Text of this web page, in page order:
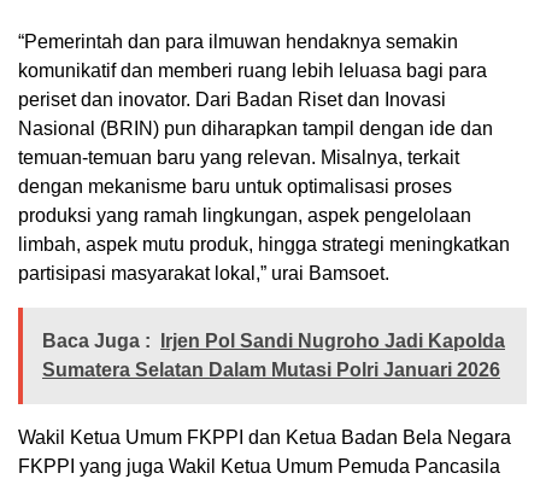
“Pemerintah dan para ilmuwan hendaknya semakin
komunikatif dan memberi ruang lebih leluasa bagi para
periset dan inovator. Dari Badan Riset dan Inovasi
Nasional (BRIN) pun diharapkan tampil dengan ide dan
temuan-temuan baru yang relevan. Misalnya, terkait
dengan mekanisme baru untuk optimalisasi proses
produksi yang ramah lingkungan, aspek pengelolaan
limbah, aspek mutu produk, hingga strategi meningkatkan
partisipasi masyarakat lokal,” urai Bamsoet.
Baca Juga :
Irjen Pol Sandi Nugroho Jadi Kapolda
Sumatera Selatan Dalam Mutasi Polri Januari 2026
Wakil Ketua Umum FKPPI dan Ketua Badan Bela Negara
FKPPI yang juga Wakil Ketua Umum Pemuda Pancasila